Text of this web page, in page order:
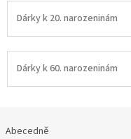
Dárky k 20. narozeninám
Dárky k 60. narozeninám
Abecedně